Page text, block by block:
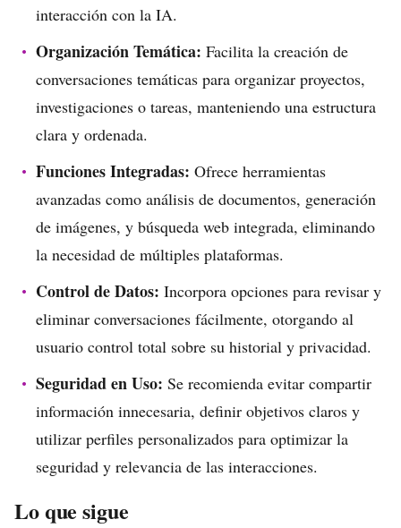
interacción con la IA.
Organización Temática: Facilita la creación de
conversaciones temáticas para organizar proyectos,
investigaciones o tareas, manteniendo una estructura
clara y ordenada.
Funciones Integradas: Ofrece herramientas
avanzadas como análisis de documentos, generación
de imágenes, y búsqueda web integrada, eliminando
la necesidad de múltiples plataformas.
Control de Datos: Incorpora opciones para revisar y
eliminar conversaciones fácilmente, otorgando al
usuario control total sobre su historial y privacidad.
Seguridad en Uso: Se recomienda evitar compartir
información innecesaria, definir objetivos claros y
utilizar perfiles personalizados para optimizar la
seguridad y relevancia de las interacciones.
Lo que sigue